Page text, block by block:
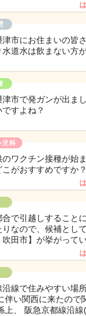
市にお住まいの皆
水道水は飲まない方
市で発ガンが出ま
すよね？
児科
ワクチン接種が始
がおすすめですか？
合で引越しすること
なので、候補とし
田市】が挙がって
沿線で住みやすい場
伴い関西に来たので
上、 阪急京都線沿線